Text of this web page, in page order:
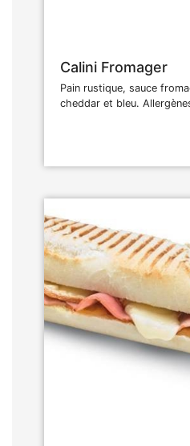
Calini Fromager
Pain rustique, sauce
cheddar et bleu.